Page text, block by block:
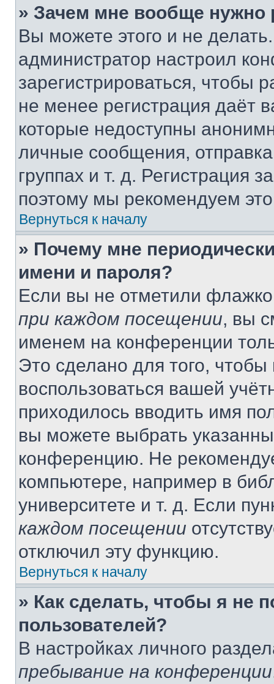
» Зачем мне вообще нужно
Вы можете этого и не
администратор настроил
зарегистрироваться, чтобы
не менее регистрация даёт
которые недоступны
личные сообщения,
группах и т. д. Регистрация
поэтому мы рекомендуем
Вернуться к началу
» Почему мне
имени и пароля?
Если вы не отметили
при каждом посещении, вы
именем на конференции
Это сделано для того, чтобы
воспользоваться вашей
приходилось вводить имя
вы можете выбрать
конференцию. Не
компьютере, например в
университете и т. д. Если
каждом посещении
отключил эту функцию.
Вернуться к началу
» Как сделать, чтобы я не
пользователей?
В настройках личного
пребывание на конференции